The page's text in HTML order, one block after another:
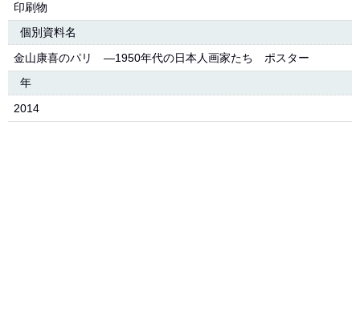
印刷物
個別資料名
金山康喜のパリ ―1950年代の日本人画家たち ポスター
年
2014